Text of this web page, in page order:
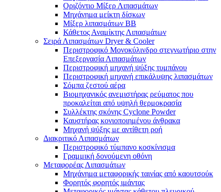
Οριζόντιο Μίξερ Λιπασμάτων
Μηχάνημα μείκτη δίσκων
Μίξερ λιπασμάτων BB
Κάθετος Αναμίκτης Λιπασμάτων
Σειρά Λιπασμάτων Dryer & Cooler
Περιστροφικό Μονοκύλινδρο στεγνωτήριο στην
Επεξεργασία Λιπασμάτων
Περιστροφική μηχανή ψύξης τυμπάνου
Περιστροφική μηχανή επικάλυψης λιπασμάτων
Σόμπα ζεστού αέρα
Βιομηχανικός ανεμιστήρας ρεύματος που
προκαλείται από υψηλή θερμοκρασία
Συλλέκτης σκόνης Cyclone Powder
Καυστήρας κονιοποιημένου άνθρακα
Μηχανή ψύξης με αντίθετη ροή
Διακριτικό Λιπασμάτων
Περιστροφικό τύμπανο κοσκίνισμα
Γραμμική δονούμενη οθόνη
Μεταφορέας Λιπασμάτων
Μηχάνημα μεταφορικής ταινίας από καουτσούκ
Φορητός φορητός ιμάντας